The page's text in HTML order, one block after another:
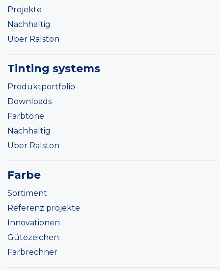
Projekte
Nachhaltig
Über Ralston
Tinting systems
Produktportfolio
Downloads
Farbtöne
Nachhaltig
Über Ralston
Farbe
Sortiment
Referenz projekte
Innovationen
Gütezeichen
Farbrechner